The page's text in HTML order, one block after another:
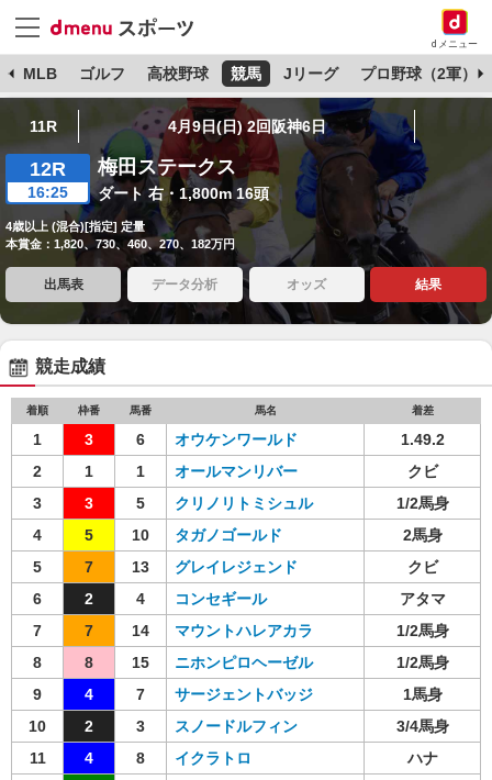
dメニュー
MLB ゴルフ 高校野球 競馬 Jリーグ プロ野球（2軍）
11R 4月9日(日) 2回阪神6日
12R
16:25
梅田ステークス
ダート 右・1,800m 16頭
4歳以上 (混合)[指定] 定量
本賞金：1,820、730、460、270、182万円
出馬表 データ分析 オッズ 結果
競走成績
着順 枠番 馬番 馬名 着差
1 3 6 オウケンワールド
1.49.2
2
1 1 オールマンリバー
クビ
3
3 5 クリノリトミシュル
1/2馬身
4
5 10 タガノゴールド
2馬身
5
7 13 グレイレジェンド
クビ
6
2 4 コンセギール
アタマ
7
7 14 マウントハレアカラ
1/2馬身
8
8 15 ニホンピロヘーゼル
1/2馬身
9
4 7 サージェントバッジ
1馬身
10
2 3 スノードルフィン
3/4馬身
11
4 8 イクラトロ
ハナ